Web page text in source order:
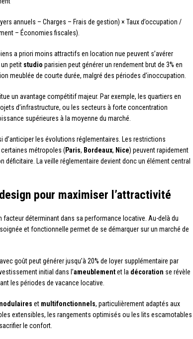
annuels – Charges – Frais de gestion) × Taux d’occupation /
– Économies fiscales).
a priori moins attractifs en location nue peuvent s’avérer
petit studio parisien peut générer un rendement brut de 3% en
meublée de courte durée, malgré des périodes d’inoccupation.
un avantage compétitif majeur. Par exemple, les quartiers en
d’infrastructure, ou les secteurs à forte concentration
supérieures à la moyenne du marché.
d’anticiper les évolutions réglementaires. Les restrictions
métropoles (Paris, Bordeaux, Nice) peuvent rapidement
La veille réglementaire devient donc un élément central
pour maximiser l’attractivité
facteur déterminant dans sa performance locative. Au-delà du
et fonctionnelle permet de se démarquer sur un marché de
goût peut générer jusqu’à 20% de loyer supplémentaire par
initial dans l’ameublementet la décoration se révèle
les périodes de vacance locative.
et multifonctionnels, particulièrement adaptés aux
extensibles, les rangements optimisés ou les lits escamotables
le confort.